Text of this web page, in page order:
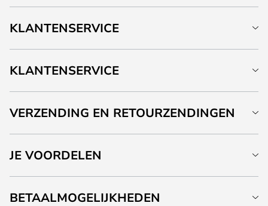
KLANTENSERVICE
KLANTENSERVICE
VERZENDING EN RETOURZENDINGEN
JE VOORDELEN
BETAALMOGELIJKHEDEN